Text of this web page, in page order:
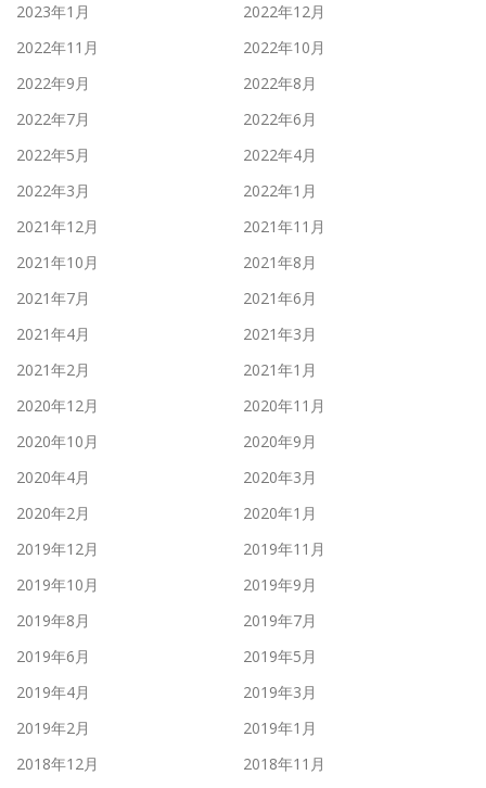
2023年1月
2022年12月
2022年11月
2022年10月
2022年9月
2022年8月
2022年7月
2022年6月
2022年5月
2022年4月
2022年3月
2022年1月
2021年12月
2021年11月
2021年10月
2021年8月
2021年7月
2021年6月
2021年4月
2021年3月
2021年2月
2021年1月
2020年12月
2020年11月
2020年10月
2020年9月
2020年4月
2020年3月
2020年2月
2020年1月
2019年12月
2019年11月
2019年10月
2019年9月
2019年8月
2019年7月
2019年6月
2019年5月
2019年4月
2019年3月
2019年2月
2019年1月
2018年12月
2018年11月